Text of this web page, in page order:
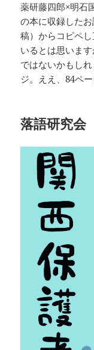
薬研藤四郎×明石
の本に収録した
稿）からコピペ
いるとは思いま
ではないかもし
ジ。ええ、84ペー
落語研究